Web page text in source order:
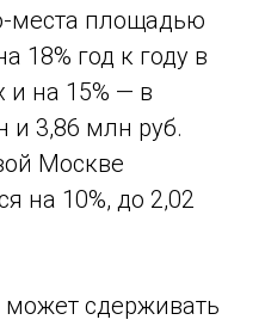
места площадью
18% год к году в
и на 15% — в
и 3,86 млн руб.
Москве
на 10%, до 2,02
может сдерживать